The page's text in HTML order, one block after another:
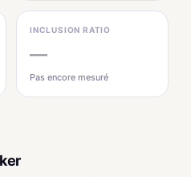
INCLUSION RATIO
—
Pas encore mesuré